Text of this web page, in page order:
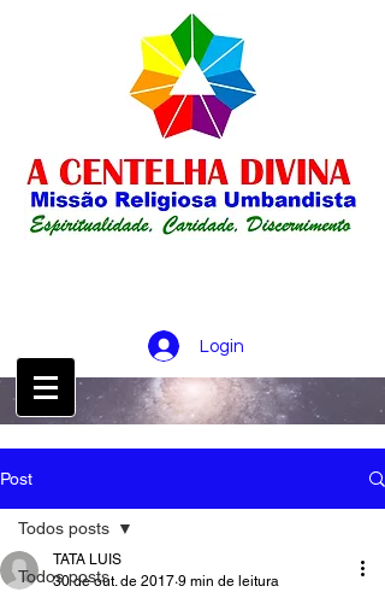
CONTATO :21 98256-0826
Login
Post
Todos posts
Todos posts
TATA LUIS
30 de out. de 2017 9 min de leitura